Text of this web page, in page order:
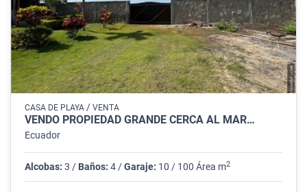
CASA DE PLAYA / VENTA
VENDO PROPIEDAD GRANDE CERCA AL MAR…
Ecuador
Alcobas: 3 / Baños: 4 /Garaje: 10 / 100 Área m2